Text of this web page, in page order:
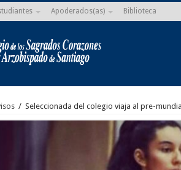
Apoderados(as) Biblioteca
/ Seleccionada del colegio viaja al pre-